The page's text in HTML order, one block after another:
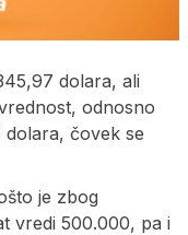
dolara, ali
odnosno
dolara, čovek se
je zbog
vredi 500.000, pa i